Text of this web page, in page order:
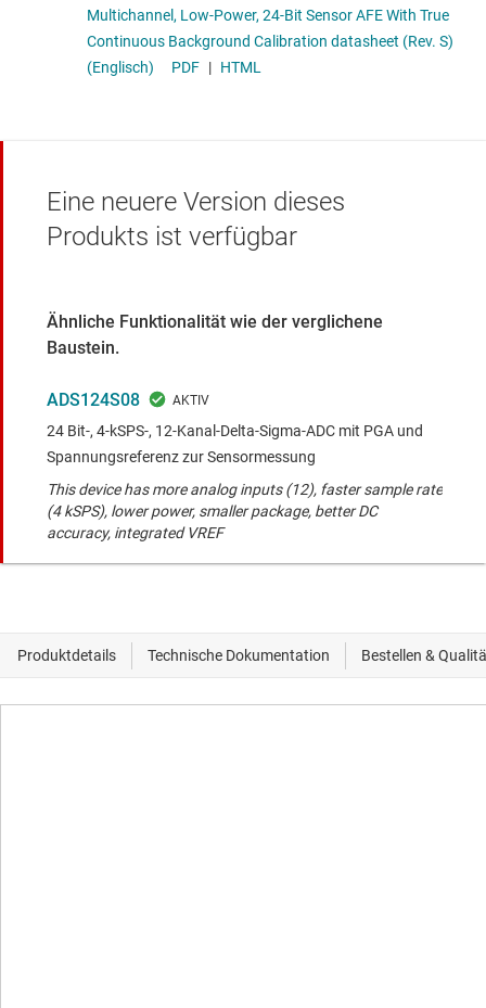
Multichannel, Low-Power, 24-Bit Sensor AFE With True
Continuous Background Calibration datasheet (Rev. S)
(Englisch)
PDF | HTML
Eine neuere Version dieses
Produkts ist verfügbar
Ähnliche Funktionalität wie der verglichene
Baustein.
ADS124S08
24 Bit-, 4-kSPS-, 12-Kanal-Delta-Sigma-ADC mit PGA und
Spannungsreferenz zur Sensormessung
This device has more analog inputs (12), faster sample rate
(4 kSPS), lower power, smaller package, better DC
accuracy, integrated VREF